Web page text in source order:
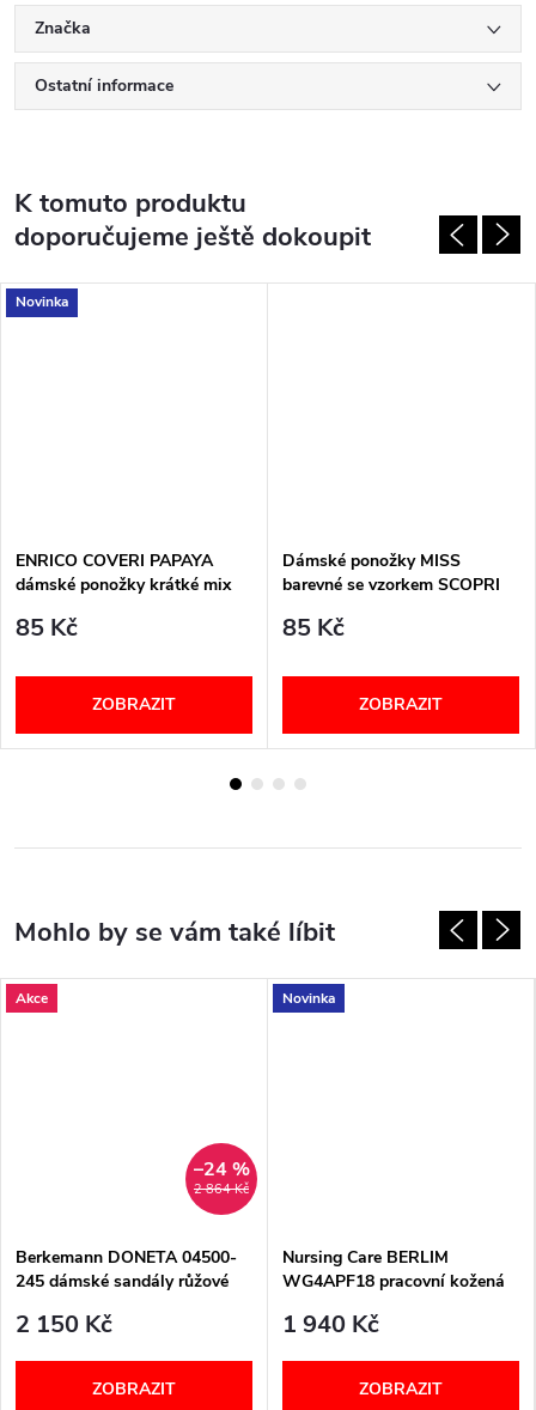
Značka
Ostatní informace
K tomuto produktu
doporučujeme ještě dokoupit
Novinka
ENRICO COVERI PAPAYA
dámské ponožky krátké mix
85 Kč
ZOBRAZIT
Dámské ponožky MISS
barevné se vzorkem SCOPRI
85 Kč
ZOBRAZIT
Akce
2 864 Kč
–24 %
Berkemann DONETA 04500-
245 dámské sandály růžové
2 150 Kč
ZOBRAZIT
Novinka
Nursing Care BERLIM
WG4APF18 pracovní kožená
dámská s páskem primavera
1 940 Kč
ZOBRAZIT